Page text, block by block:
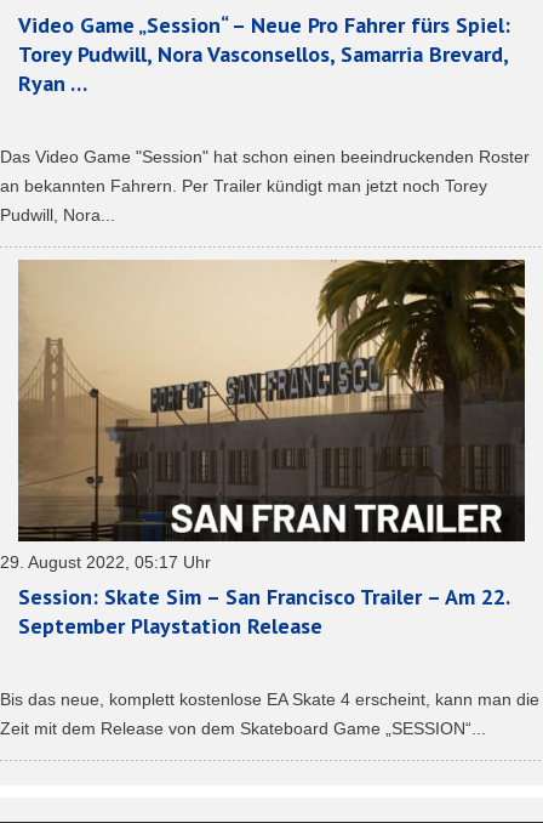
Video Game „Session“ – Neue Pro Fahrer fürs Spiel:
Torey Pudwill, Nora Vasconsellos, Samarria Brevard,
Ryan …
Das Video Game "Session" hat schon einen beeindruckenden Roster
an bekannten Fahrern. Per Trailer kündigt man jetzt noch Torey
Pudwill, Nora...
29. August 2022, 05:17 Uhr
Session: Skate Sim – San Francisco Trailer – Am 22.
September Playstation Release
Bis das neue, komplett kostenlose EA Skate 4 erscheint, kann man die
Zeit mit dem Release von dem Skateboard Game „SESSION“...